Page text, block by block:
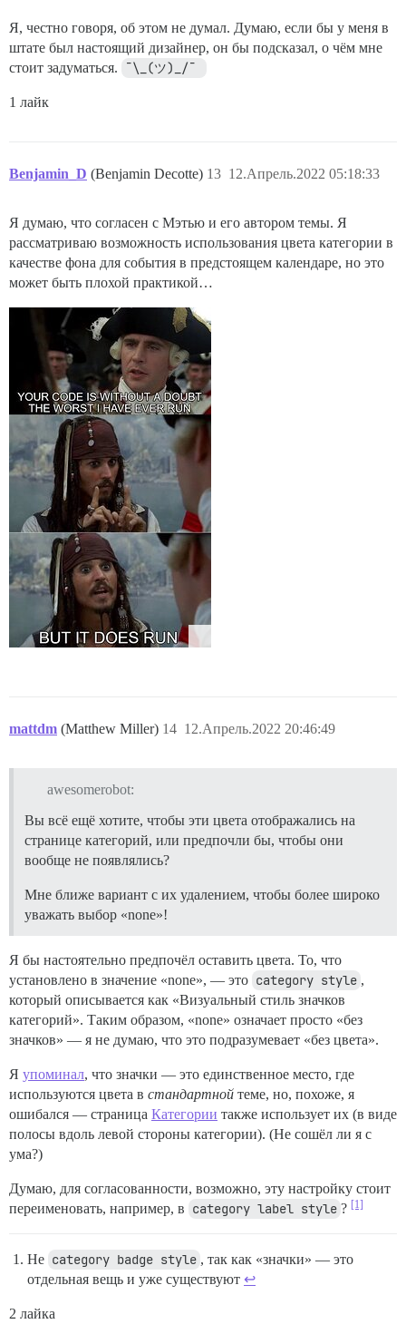
Я, честно говоря, об этом не думал. Думаю, если бы у меня в
штате был настоящий дизайнер, он бы подсказал, о чём мне
стоит задуматься.
¯\_(ツ)_/¯
1 лайк
Benjamin_D (Benjamin Decotte) 12.Апрель.2022 05:18:33
13
Я думаю, что согласен с Мэтью и его автором темы. Я
рассматриваю возможность использования цвета категории в
качестве фона для события в предстоящем календаре, но это
может быть плохой практикой…
mattdm (Matthew Miller) 12.Апрель.2022 20:46:49
14
awesomerobot:
Вы всё ещё хотите, чтобы эти цвета отображались на
странице категорий, или предпочли бы, чтобы они
вообще не появлялись?
Мне ближе вариант с их удалением, чтобы более широко
уважать выбор «none»!
Я бы настоятельно предпочёл оставить цвета. То, что
установлено в значение «none», — это category style ,
который описывается как «Визуальный стиль значков
категорий». Таким образом, «none» означает просто «без
значков» — я не думаю, что это подразумевает «без цвета».
Я упоминал, что значки — это единственное место, где
используются цвета в стандартной теме, но, похоже, я
ошибался — страница Категории также использует их (в виде
полосы вдоль левой стороны категории). (Не сошёл ли я с
ума?)
Думаю, для согласованности, возможно, эту настройку стоит
переименовать, например, в category label style ? [1]
Не category badge style , так как «значки» — это
отдельная вещь и уже существуют ↩︎
2 лайка